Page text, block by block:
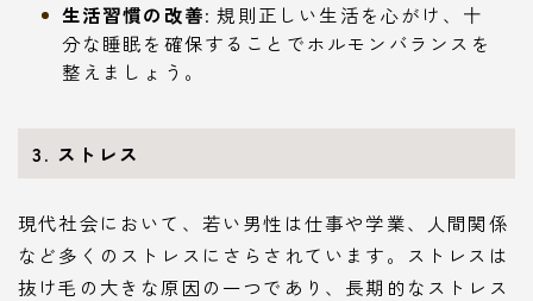
生活習慣の改善: 規則正しい生活を心がけ、十
分な睡眠を確保することでホルモンバランスを
整えましょう。
3. ストレス
現代社会において、若い男性は仕事や学業、人間関係
など多くのストレスにさらされています。ストレスは
抜け毛の大きな原因の一つであり、長期的なストレス